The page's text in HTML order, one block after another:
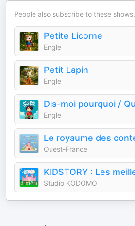
People also subscribe to these shows.
Petite Licorne
Engle
Petit Lapin
Engle
Engle
Ouest-France
Studio KODOMO